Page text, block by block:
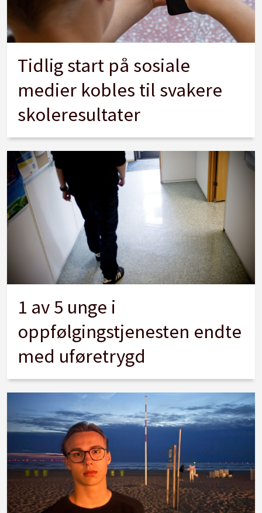
Tidlig start på sosiale
medier kobles til svakere
skoleresultater
1 av 5 unge i
oppfølgingstjenesten endte
med uføretrygd